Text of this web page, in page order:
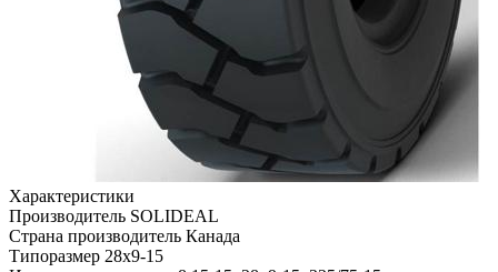
Характеристики
Производитель SOLIDEAL
Страна производитель Канада
Типоразмер 28x9-15